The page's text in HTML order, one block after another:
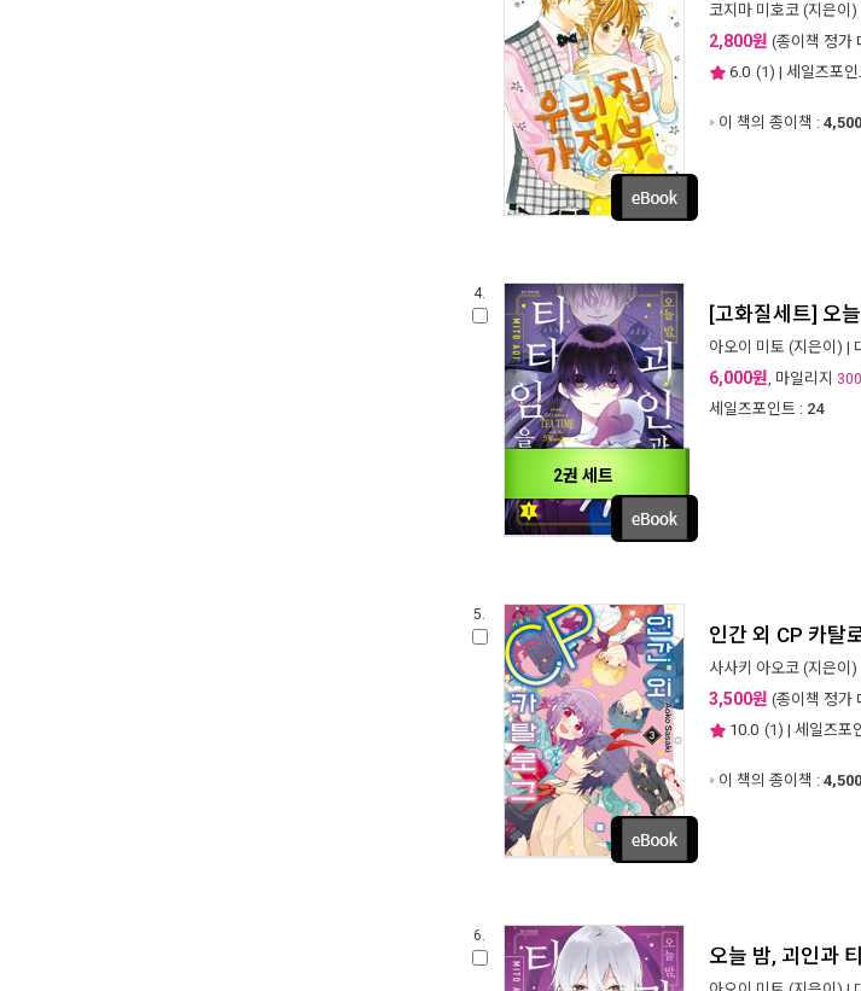
코지마 미호코 (지은이)
2,800원 (종이책 정가
6.0 (1) | 세일즈포인
이 책의 종이책 : 4,500
4.
2권 세트
[고화질세트] 오
아오이 미토 (지은이) |
6,000원, 마일리지 300
세일즈포인트 : 24
5.
인간 외 CP 카탈
사사키 아오코 (지은이)
3,500원 (종이책 정가
10.0 (1) | 세일즈포
이 책의 종이책 : 4,500
6.
오늘 밤, 괴인과